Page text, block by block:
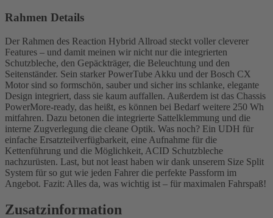
Rahmen Details
Der Rahmen des Reaction Hybrid Allroad steckt voller cleverer
Features – und damit meinen wir nicht nur die integrierten
Schutzbleche, den Gepäckträger, die Beleuchtung und den
Seitenständer. Sein starker PowerTube Akku und der Bosch CX
Motor sind so formschön, sauber und sicher ins schlanke, elegante
Design integriert, dass sie kaum auffallen. Außerdem ist das Chassis
PowerMore-ready, das heißt, es können bei Bedarf weitere 250 Wh
mitfahren. Dazu betonen die integrierte Sattelklemmung und die
interne Zugverlegung die cleane Optik. Was noch? Ein UDH für
einfache Ersatzteilverfügbarkeit, eine Aufnahme für die
Kettenführung und die Möglichkeit, ACID Schutzbleche
nachzurüsten. Last, but not least haben wir dank unserem Size Split
System für so gut wie jeden Fahrer die perfekte Passform im
Angebot. Fazit: Alles da, was wichtig ist – für maximalen Fahrspaß!
Zusatzinformation